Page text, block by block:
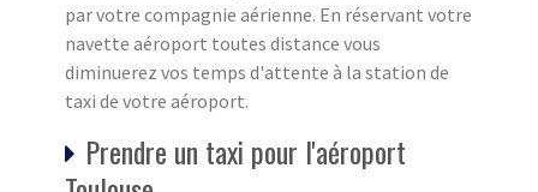
par votre compagnie aérienne. En réservant votre
navette aéroport toutes distance vous
diminuerez vos temps d'attente à la station de
taxi de votre aéroport.
Prendre un taxi pour l'aéroport